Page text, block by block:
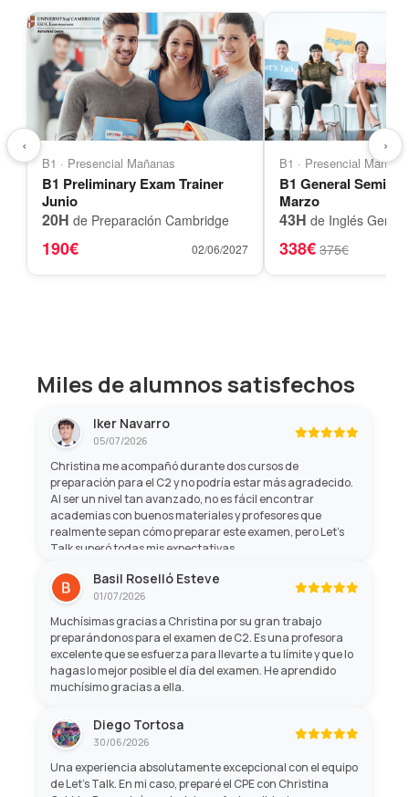
B1 · Presencial Mañanas
B1 Preliminary Exam Trainer
Junio
20H de Preparación Cambridge
190€ 02/06/2027
B1 · Presencial
B1 General Semi-
Marzo
43H de Inglés
338€ 375€
‹ ›
Miles de alumnos satisfechos
Iker Navarro
05/07/2026
Christina me acompañó durante dos cursos de
preparación para el C2 y no podría estar más agradecido.
Al ser un nivel tan avanzado, no es fácil encontrar
academias con buenos materiales y profesores que
realmente sepan cómo preparar este examen, pero Let's
Talk superó todas mis expectativas.
Basil Roselló Esteve
01/07/2026
Muchísimas gracias a Christina por su gran trabajo
preparándonos para el examen de C2. Es una profesora
excelente que se esfuerza para llevarte a tu límite y que lo
hagas lo mejor posible el día del examen. He aprendido
muchísimo gracias a ella.
Diego Tortosa
30/06/2026
Una experiencia absolutamente excepcional con el equipo
de Let's Talk. En mi caso, preparé el CPE con Christina